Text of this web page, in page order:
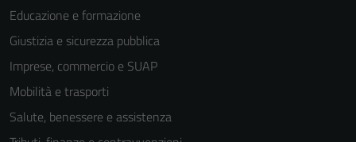
Educazione e formazione
Giustizia e sicurezza pubblica
Imprese, commercio e SUAP
Mobilità e trasporti
Salute, benessere e assistenza